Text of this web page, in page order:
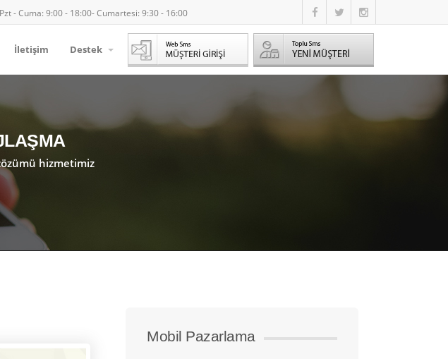
Pzt - Cuma: 9:00 - 18:00- Cumartesi: 9:30 - 16:00
İletişim Destek
hizmetimiz
Mobil Pazarlama